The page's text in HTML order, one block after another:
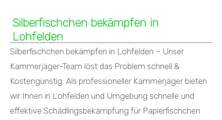
Silberfischchen bekämpfen in
Lohfelden
Silberfischchen bekämpfen in Lohfelden – Unser
Kammerjäger-Team löst das Problem schnell &
Kostengünstig. Als professioneller Kammerjäger bieten
wir Ihnen in Lohfelden und Umgebung schnelle und
effektive Schädlingsbekämpfung für Papierfischchen